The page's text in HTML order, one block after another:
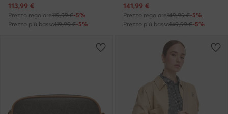
Prezzo attuale
113,99 €
Prezzo regolare119,99 €-5%
Prezzo più basso119,99 €-5%
Prezzo attuale
141,99 €
Prezzo regolare149,99 €-5%
Prezzo più basso149,99 €-5%